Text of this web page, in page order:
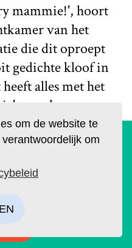
om de website te
om
mammie!', hoort
van het
die dit oproept
gedichte kloof in
alles met het
te maken.
hoofd nu ook op
de eerste editie, met
ontworpen. Kies je